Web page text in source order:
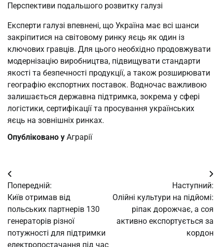
Перспективи подальшого розвитку галузі
Експерти галузі впевнені, що Україна має всі шанси
закріпитися на світовому ринку яєць як один із
ключових гравців. Для цього необхідно продовжувати
модернізацію виробництва, підвищувати стандарти
якості та безпечності продукції, а також розширювати
географію експортних поставок. Водночас важливою
залишається державна підтримка, зокрема у сфері
логістики, сертифікації та просування українських
яєць на зовнішніх ринках.
Опубліковано у Аграрії
Навігація
записів
Попередній:
Київ отримав від
польських партнерів 130
генераторів різної
потужності для підтримки
електропостачання під час
Наступний:
Олійні культури на підйомі:
ріпак дорожчає, а соя
активно експортується за
кордон